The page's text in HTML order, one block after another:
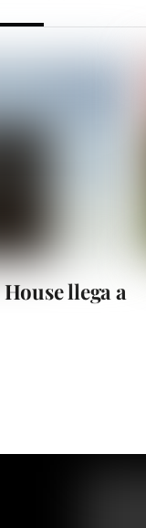
llega a